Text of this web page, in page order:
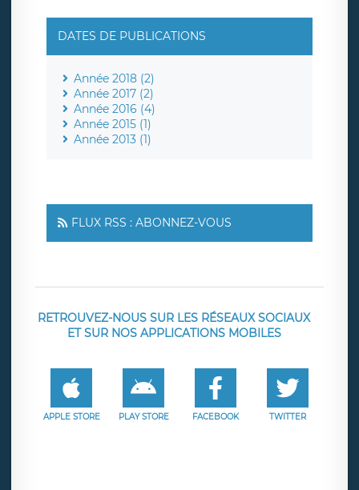
DATES DE PUBLICATIONS
Année 2018 (2)
Année 2017 (2)
Année 2016 (4)
Année 2015 (1)
Année 2013 (1)
FLUX RSS : ABONNEZ-VOUS
RETROUVEZ-NOUS SUR LES RÉSEAUX SOCIAUX
ET SUR NOS APPLICATIONS MOBILES
APPLE STORE PLAY STORE FACEBOOK TWITTER